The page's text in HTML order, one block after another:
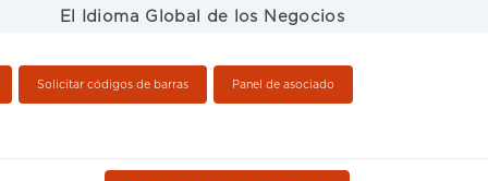
El Idioma Global de los Negocios
Solicitar códigos de barras Panel de asociado